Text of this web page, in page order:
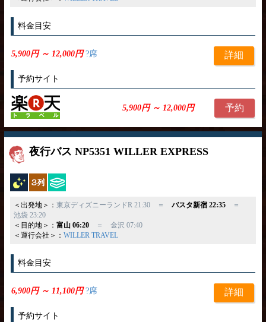
料金目安
5,900円 ～ 12,000円?席 詳細
予約サイト
5,900円 ～ 12,000円 予約
夜行バス NP5351 WILLER EXPRESS
夜行バス独立3列
＜出発地＞： 東京ディズニーランドR 21:30 ＝ バスタ新宿 22:35＝
池袋 23:20
＜目的地＞： 富山 06:20＝ 金沢 07:40
＜運行会社＞： WILLER TRAVEL
料金目安
6,900円 ～ 11,100円?席 詳細
予約サイト